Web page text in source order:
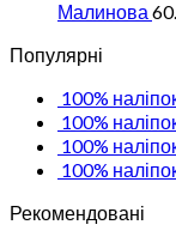
Малинова
Популярні
100%
100%
100%
100%
Рекомендовані